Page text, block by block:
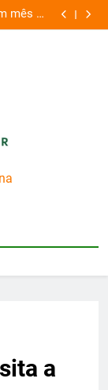
mês de
conexão
“Led
a